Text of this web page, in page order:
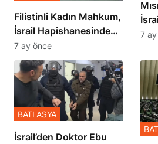
Filistinli Kadın Mahkum,
İsrail Hapishanesindeki
Zulmü Anlattı
7 ay önce
7
İsrail’den Doktor Ebu
BATI ASYA